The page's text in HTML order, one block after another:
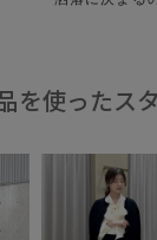
見つけてく
ンニットカー
#GGK26000
を使ったス